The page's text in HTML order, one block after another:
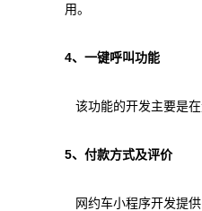
用。
4、一键呼叫功能
该功能的开发主要是
5、付款方式及评价
网约车小程序开发提供